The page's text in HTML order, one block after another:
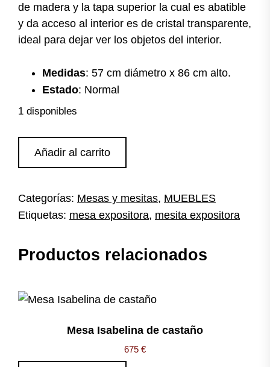
de madera y la tapa superior la cual es abatible
y da acceso al interior es de cristal transparente,
ideal para dejar ver los objetos del interior.
Medidas: 57 cm diámetro x 86 cm alto.
Estado: Normal
1 disponibles
expositora
Añadir al carrito
Categorías: Mesas y mesitas, MUEBLES
Etiquetas: mesa expositora, mesita expositora
Productos relacionados
Mesa Isabelina de castaño
675 €